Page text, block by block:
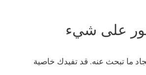
على شيء
ما تبحث عنه. قد تفيدك خاصية